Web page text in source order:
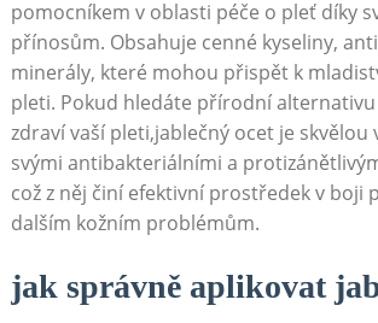
pomocníkem v oblasti péče o pleť díky
přínosům. Obsahuje cenné kyseliny,
minerály, které mohou přispět k
pleti. Pokud hledáte přírodní
zdraví vaší pleti,jablečný ocet je skvělou
svými antibakteriálními a
což z něj činí efektivní prostředek v boji
dalším kožním problémům.
jak správně aplikovat